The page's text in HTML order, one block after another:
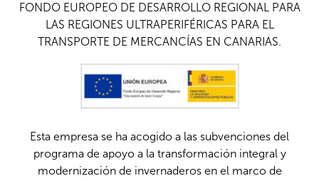
FONDO EUROPEO DE DESARROLLO REGIONAL PARA
LAS REGIONES ULTRAPERIFÉRICAS PARA EL
TRANSPORTE DE MERCANCÍAS EN CANARIAS.
Esta empresa se ha acogido a las subvenciones del
programa de apoyo a la transformación integral y
modernización de invernaderos en el marco de